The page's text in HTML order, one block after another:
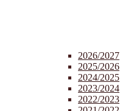
2026/2027
2025/2026
2024/2025
2023/2024
2022/2023